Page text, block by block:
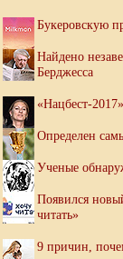
Букеровскую
Найдено
Берджесса
«Нацбест-
Определен
Ученые
Появился
читать»
9 причин,